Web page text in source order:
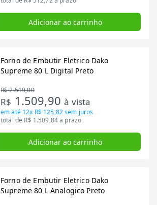
Adicionar ao carrinho
Forno de Embutir Eletrico Dako
Supreme 80 L Digital Preto
R$ 2.519,00
R$ 1.509,90à vista
em até 12x R$ 125,82sem juros
total de R$ 1.509,84 a prazo
Adicionar ao carrinho
Forno de Embutir Eletrico Dako
Supreme 80 L Analogico Preto